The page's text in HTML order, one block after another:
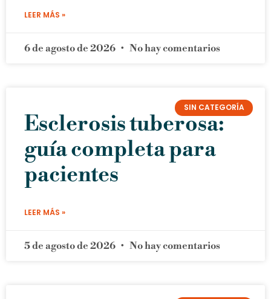
LEER MÁS »
6 de agosto de 2026 No hay comentarios
SIN CATEGORÍA
Esclerosis tuberosa:
guía completa para
pacientes
LEER MÁS »
5 de agosto de 2026 No hay comentarios